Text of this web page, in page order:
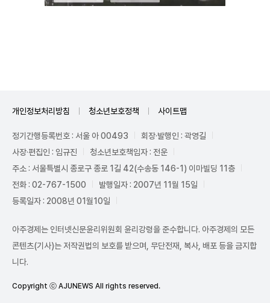
개인정보처리방침 청소년보호정책 사이트맵
정기간행등록번호 : 서울 아 00493
회장·발행인 : 곽영길
사장·편집인 : 임규진
청소년보호책임자 : 전운
주소 : 서울특별시 종로구 종로 1길 42(수송동 146-1) 이마빌딩 11층
전화 : 02-767-1500
발행일자 : 2007년 11월 15일
등록일자 : 2008년 01월10일
아주경제는 인터넷신문윤리위원회 윤리강령을 준수합니다. 아주경제의 모든
콘텐츠(기사)는 저작권법의 보호를 받으며, 무단전재, 복사, 배포 등을 금지합
니다.
Copyright ⓒ AJUNEWS All rights reserved.